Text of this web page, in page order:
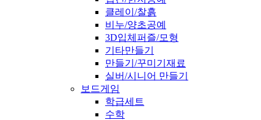
클레이/찰흙
비누/양초공예
3D입체퍼즐/모형
기타만들기
만들기/꾸미기재료
실버/시니어 만들기
보드게임
학급세트
수학